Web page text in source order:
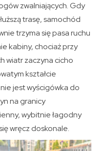
zwalniających. Gdy
trasę, samochód
trzyma się pasa ruchu
kabiny, chociaż przy
wiatr zaczyna cicho
kształcie
jest wyścigówka do
na granicy
wybitnie łagodny
wręcz doskonale.